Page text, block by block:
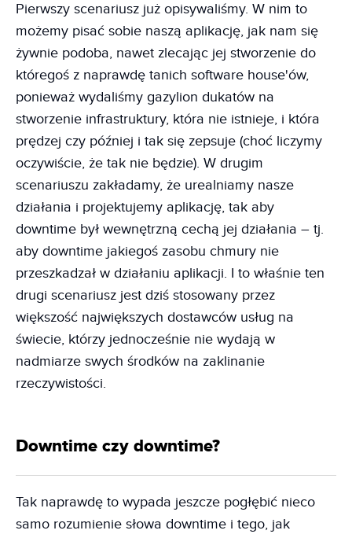
Pierwszy scenariusz już opisywaliśmy. W nim to
możemy pisać sobie naszą aplikację, jak nam się
żywnie podoba, nawet zlecając jej stworzenie do
któregoś z naprawdę tanich software house'ów,
ponieważ wydaliśmy gazylion dukatów na
stworzenie infrastruktury, która nie istnieje, i która
prędzej czy później i tak się zepsuje (choć liczymy
oczywiście, że tak nie będzie). W drugim
scenariuszu zakładamy, że urealniamy nasze
działania i projektujemy aplikację, tak aby
downtime był wewnętrzną cechą jej działania – tj.
aby downtime jakiegoś zasobu chmury nie
przeszkadzał w działaniu aplikacji. I to właśnie ten
drugi scenariusz jest dziś stosowany przez
większość największych dostawców usług na
świecie, którzy jednocześnie nie wydają w
nadmiarze swych środków na zaklinanie
rzeczywistości.
Downtime czy downtime?
Tak naprawdę to wypada jeszcze pogłębić nieco
samo rozumienie słowa downtime i tego, jak